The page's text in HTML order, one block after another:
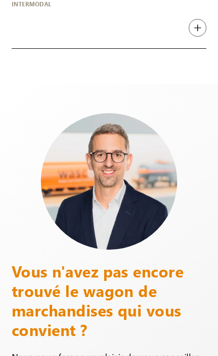
INTERMODAL
Vous n'avez pas encore
trouvé le wagon de
marchandises qui vous
convient ?